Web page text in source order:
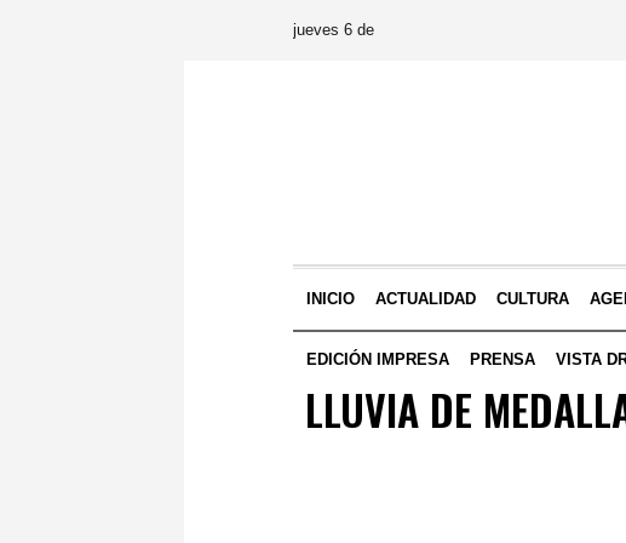
jueves 6 de
INICIO ACTUALIDAD CULTURA
EDICIÓN IMPRESA PRENSA VISTA
LLUVIA DE